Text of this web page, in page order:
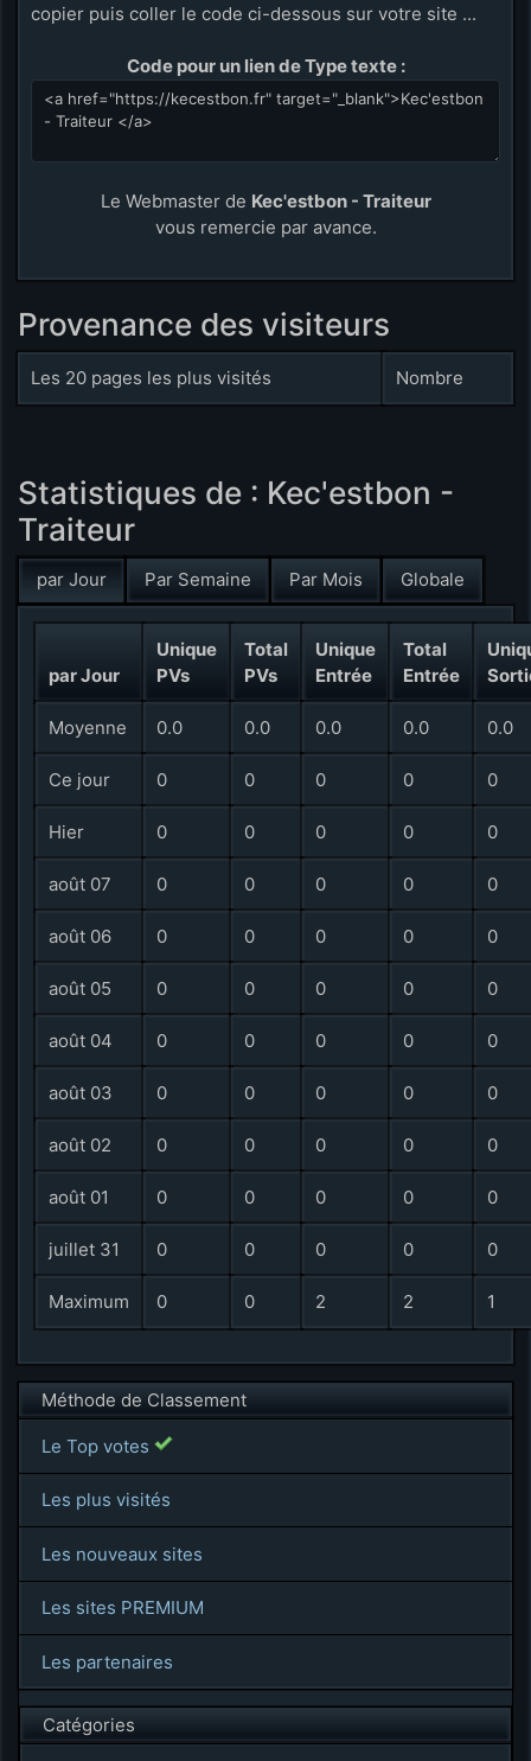
copier puis coller le code ci-dessous sur votre site ...
Code pour un lien de Type texte :
Le Webmaster de Kec'estbon - Traiteur
vous remercie par avance.
Provenance des visiteurs
Les 20 pages les plus visités Nombre
Statistiques de : Kec'estbon -
Traiteur
par Jour Par Semaine Par Mois Globale
par Jour
Unique
PVs
Total
PVs
Unique
Entrée
Total
Entrée
Moyenne 0.0 0.0 0.0 0.0 0.0
Ce jour 0 0 0 0 0
Hier 0 0 0 0 0
août 07 0 0 0 0 0
août 06 0 0 0 0 0
août 05 0 0 0 0 0
août 04 0 0 0 0 0
août 03 0 0 0 0 0
août 02 0 0 0 0 0
août 01 0 0 0 0 0
juillet 31 0 0 0 0 0
Maximum 0 0 2 2 1
Méthode de Classement
Le Top votes
Les plus visités
Les nouveaux sites
Les sites PREMIUM
Les partenaires
Catégories